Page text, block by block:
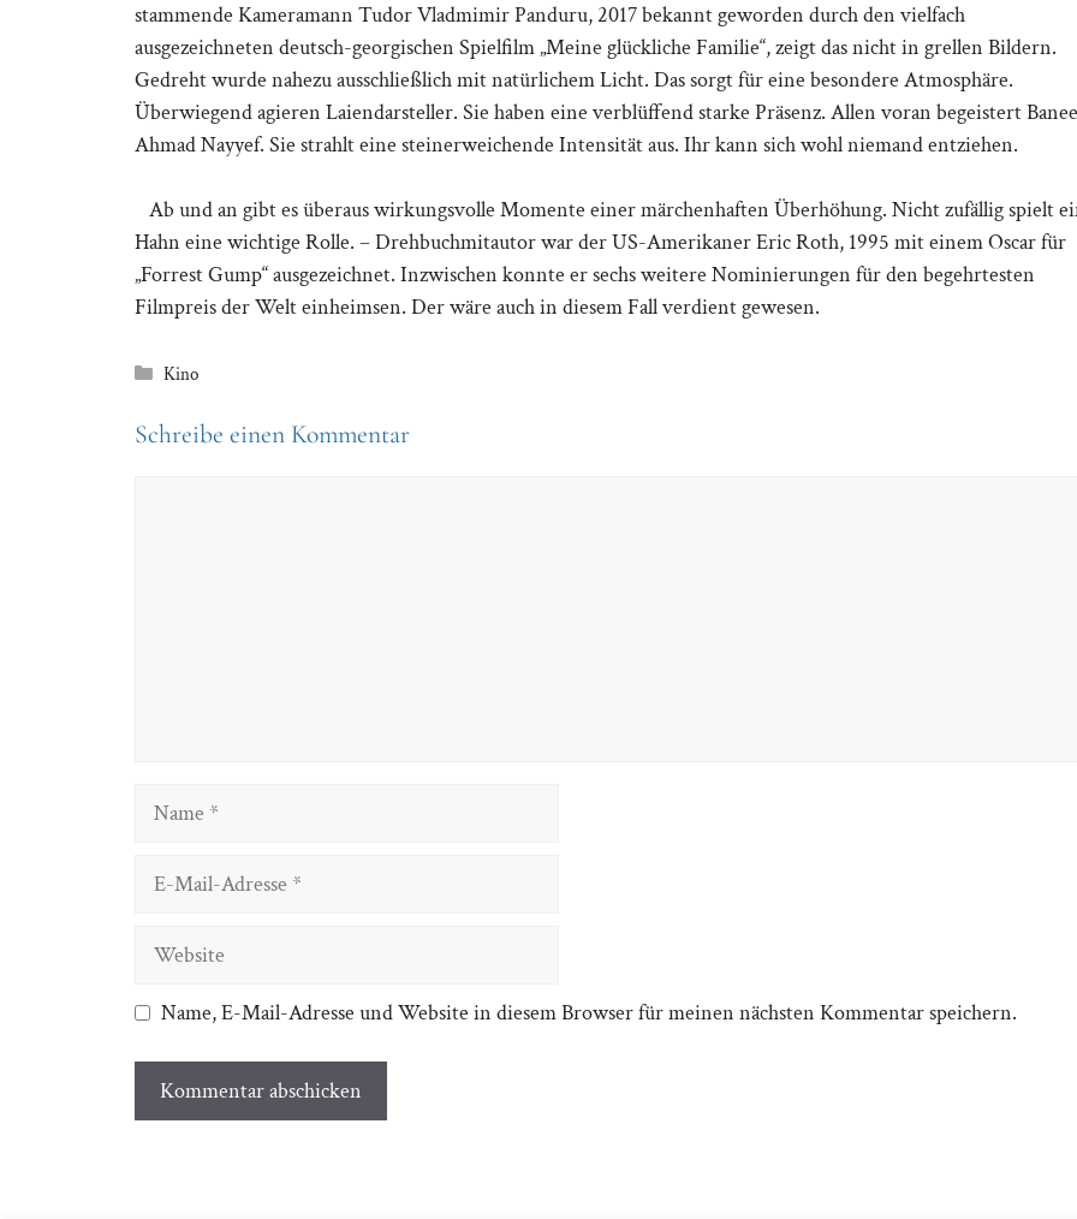
stammende Kameramann Tudor Vladmimir Panduru, 2017 bekannt geworden durch den vielfach
ausgezeichneten deutsch-georgischen Spielfilm „Meine glückliche Familie“, zeigt das nicht in grellen Bildern.
Gedreht wurde nahezu ausschließlich mit natürlichem Licht. Das sorgt für eine besondere Atmosphäre.
Überwiegend agieren Laiendarsteller. Sie haben eine verblüffend starke Präsenz. Allen voran begeistert
Ahmad Nayyef. Sie strahlt eine steinerweichende Intensität aus. Ihr kann sich wohl niemand entziehen.
Ab und an gibt es überaus wirkungsvolle Momente einer märchenhaften Überhöhung. Nicht zufällig spielt
Hahn eine wichtige Rolle. – Drehbuchmitautor war der US-Amerikaner Eric Roth, 1995 mit einem Oscar für
„Forrest Gump“ ausgezeichnet. Inzwischen konnte er sechs weitere Nominierungen für den begehrtesten
Filmpreis der Welt einheimsen. Der wäre auch in diesem Fall verdient gewesen.
Kategorien
Kino
Schreibe einen Kommentar
Website
Name, E-Mail-Adresse und Website in diesem Browser für meinen nächsten Kommentar speichern.